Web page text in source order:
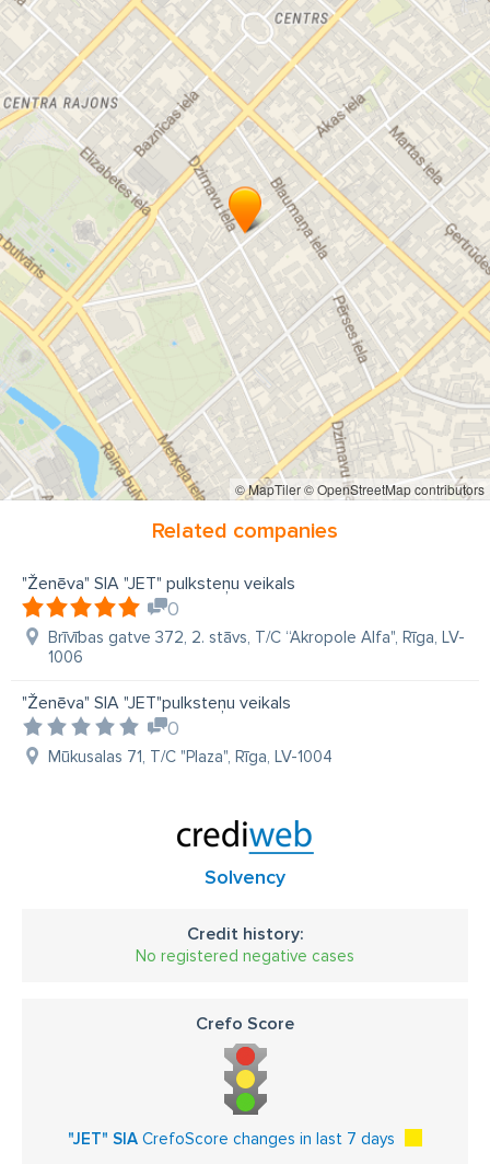
Akropole Alpha Mols gift card
© MapTiler© OpenStreetMap contributors
Related companies
"Ženēva" SIA "JET" pulksteņu veikals
0
Brīvības gatve 372, 2. stāvs, T/C “Akropole Alfa", Rīga, LV-
1006
"Ženēva" SIA "JET"pulksteņu veikals
0
Mūkusalas 71, T/C "Plaza", Rīga, LV-1004
Solvency
Credit history:
No registered negative cases
Crefo Score
"JET" SIA CrefoScore changes in last 7 days